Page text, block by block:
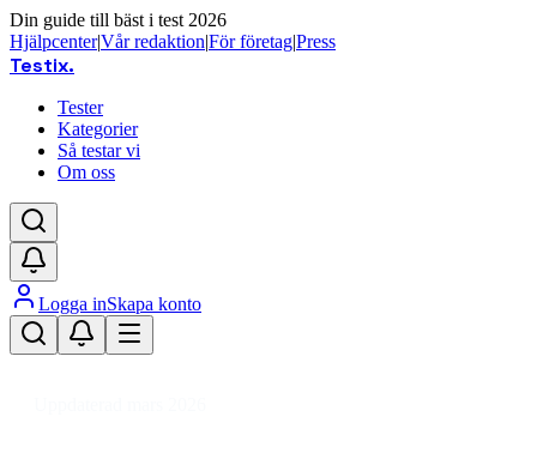
Din guide till bäst i test 2026
Hjälpcenter|Vår redaktion|För företag|Press
Testix.
Tester
Kategorier
Så testar vi
Om oss
Logga inSkapa konto